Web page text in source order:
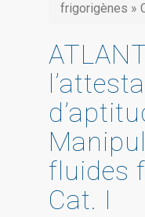
frigorigènes »
fluides
Cat. I